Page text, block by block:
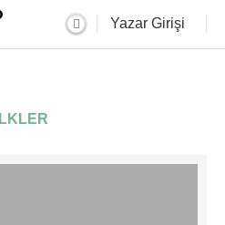
Yazar Girişi
ILKLER